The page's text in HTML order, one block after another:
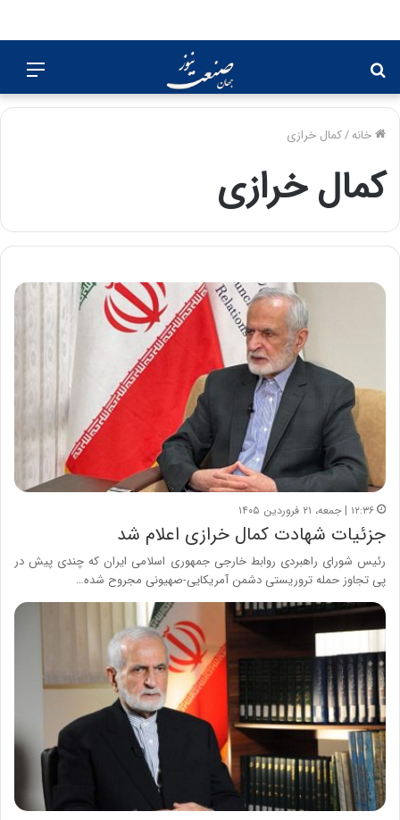
برای
خانه/کمال خرازی
کمال خرازی
۱۲:۳۶ | جمعه، ۲۱ فروردین ۱۴۰۵
جزئیات شهادت کمال خرازی اعلام شد
رئیس شورای راهبردی روابط خارجی جمهوری اسلامی ایران که چندی پیش در
پی تجاوز حمله تروریستی دشمن آمریکایی-صهیونی مجروح شده…